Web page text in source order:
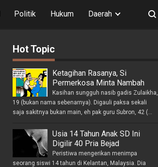
Politik Hukum Daerah
Hot Topic
Ketagihan Rasanya, Si
Permerkosa Minta Nambah
Kasihan sungguh nasib gadis Zulaikha,
19 (bukan nama sebenarnya). Digauli paksa sekali
saja sakitnya bukan main, eh pak guru Subron, 42 (...
Usia 14 Tahun Anak SD Ini
Digilir 40 Pria Bejad
Peristiwa mengerikan menimpa
seorang siswi 14 tahun di Kelantan, Malaysia. Dia